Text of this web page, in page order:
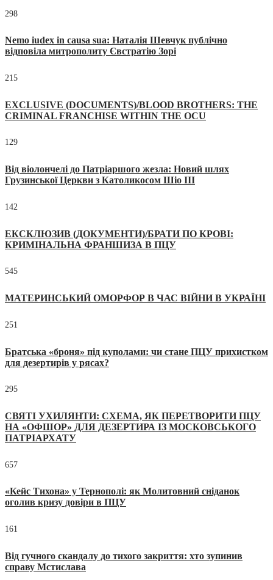
298
Nemo iudex in causa sua: Наталія Шевчук публічно
відповіла митрополиту Євстратію Зорі
215
EXCLUSIVE (DOCUMENTS)/BLOOD BROTHERS: THE
CRIMINAL FRANCHISE WITHIN THE OCU
129
Від віолончелі до Патріаршого жезла: Новий шлях
Грузинської Церкви з Католикосом Шіо III
142
ЕКСКЛЮЗИВ (ДОКУМЕНТИ)/БРАТИ ПО КРОВІ:
КРИМІНАЛЬНА ФРАНШИЗА В ПЦУ
545
МАТЕРИНСЬКИЙ ОМОРФОР В ЧАС ВІЙНИ В УКРАЇНІ
251
Братська «броня» під куполами: чи стане ПЦУ прихистком
для дезертирів у рясах?
295
СВЯТІ УХИЛЯНТИ: СХЕМА, ЯК ПЕРЕТВОРИТИ ПЦУ
НА «ОФШОР» ДЛЯ ДЕЗЕРТИРА ІЗ МОСКОВСЬКОГО
ПАТРІАРХАТУ
657
«Кейс Тихона» у Тернополі: як Молитовний сніданок
оголив кризу довіри в ПЦУ
161
Від гучного скандалу до тихого закриття: хто зупинив
справу Мстислава